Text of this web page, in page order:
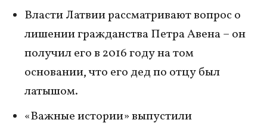
Власти Латвии рассматривают вопрос о
лишении гражданства Петра Авена – он
получил его в 2016 году на том
основании, что его дед по отцу был
латышом.
«Важные истории» выпустили